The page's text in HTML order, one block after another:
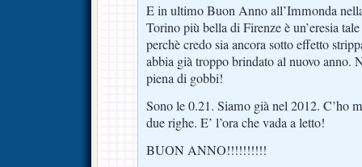
E in ultimo Buon Anno all’Immonda
Torino più bella di Firenze è un’eresia
perchè credo sia ancora sotto effetto
abbia già troppo brindato al nuovo anno.
piena di gobbi!
Sono le 0.21. Siamo già nel 2012. C’ho
due righe. E’ l’ora che vada a letto!
BUON ANNO!!!!!!!!!!